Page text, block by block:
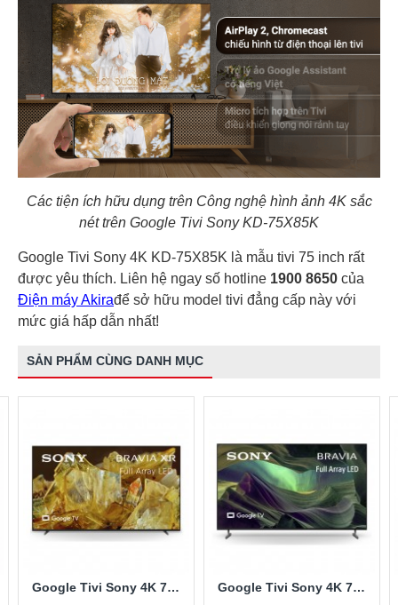
Các tiện ích hữu dụng trên Công nghệ hình ảnh 4K sắc
nét trên Google Tivi Sony KD-75X85K
Google Tivi Sony 4K KD-75X85K là mẫu tivi 75 inch rất
được yêu thích. Liên hệ ngay số hotline 1900 8650 của
Điện máy Akirađể sở hữu model tivi đẳng cấp này với
mức giá hấp dẫn nhất!
SẢN PHẨM CÙNG DANH MỤC
Google Tivi Sony 4K 75 inch XR-75X90L Google Tivi Sony 4K 75 inch KD-75X85L